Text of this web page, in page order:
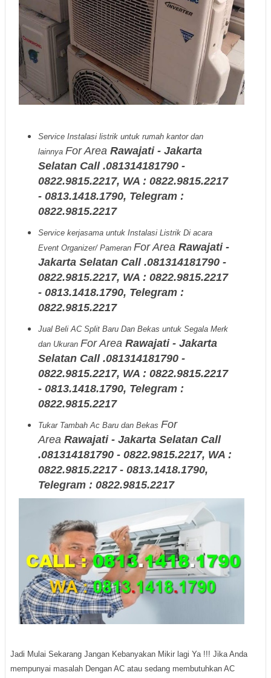
Service Instalasi listrik untuk rumah kantor dan
lainnya For Area Rawajati - Jakarta
Selatan Call .081314181790 -
0822.9815.2217, WA : 0822.9815.2217
- 0813.1418.1790, Telegram :
0822.9815.2217
Service kerjasama untuk Instalasi Listrik Di acara
Event Organizer/ Pameran For Area Rawajati -
Jakarta Selatan Call .081314181790 -
0822.9815.2217, WA : 0822.9815.2217
- 0813.1418.1790, Telegram :
0822.9815.2217
Jual Beli AC Split Baru Dan Bekas untuk Segala Merk
dan Ukuran For Area Rawajati - Jakarta
Selatan Call .081314181790 -
0822.9815.2217, WA : 0822.9815.2217
- 0813.1418.1790, Telegram :
0822.9815.2217
Tukar Tambah Ac Baru dan Bekas For
Area Rawajati - Jakarta Selatan Call
.081314181790 - 0822.9815.2217, WA :
0822.9815.2217 - 0813.1418.1790,
Telegram : 0822.9815.2217
Jadi Mulai Sekarang Jangan Kebanyakan Mikir lagi Ya !!! Jika Anda
mempunyai masalah Dengan AC atau sedang membutuhkan AC